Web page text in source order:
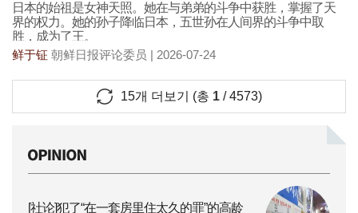
日本的始祖是女神天照。她在与弟弟的斗争中获胜，掌握了天
界的权力。她的孙子降临日本，五世孙在人间界的斗争中取
胜，成为了王。
鲜于钲 朝鲜日报评论委员 | 2026-07-24
15개 더보기 (총 1/4573)
[社论]犯了“在一套房里住太久的罪”的高龄